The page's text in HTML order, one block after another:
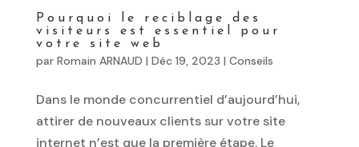
Pourquoi le reciblage des
visiteurs est essentiel pour
votre site web
par Romain ARNAUD | Déc 19, 2023 | Conseils
Dans le monde concurrentiel d’aujourd’hui,
attirer de nouveaux clients sur votre site
internet n’est que la première étape. Le